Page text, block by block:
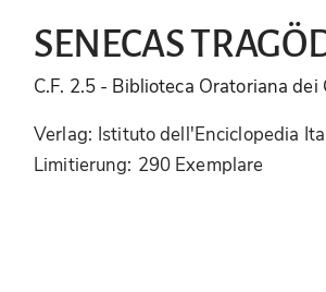
SENECAS
C.F. 2.5 - Biblioteca Oratoriana dei
Verlag: Istituto dell'Enciclopedia
Limitierung: 290 Exemplare